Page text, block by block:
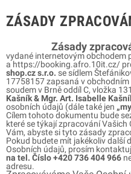
ZÁSADY
Zásady
vydané internetovým obchodem
a https://booking.afro.10it.cz/
shop.cz s.r.o. se sídlem
17758157zapsaná v obchodn
soudem v Brně oddíl C, vložka
Kašník & Mgr. Art. Isabelle
osobních údajů (dále také jen
Cílem tohoto dokumentu bude
které se týkají zpracování
Vám, abyste si tyto zásady
Pokud budete mít jakékoliv další
Osobních údajů, prosím
na tel. Číslo +420 736 404 966
adresu.